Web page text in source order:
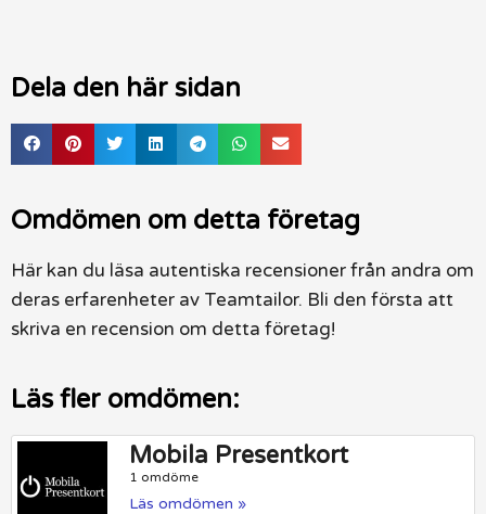
Dela den här sidan
Omdömen om detta företag
Här kan du läsa autentiska recensioner från andra om
deras erfarenheter av Teamtailor. Bli den första att
skriva en recension om detta företag!
Läs fler omdömen:
Mobila Presentkort
1 omdöme
Läs omdömen »